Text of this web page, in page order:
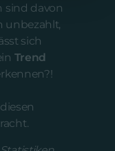
sind davon
unbezahlt,
sich
Trend